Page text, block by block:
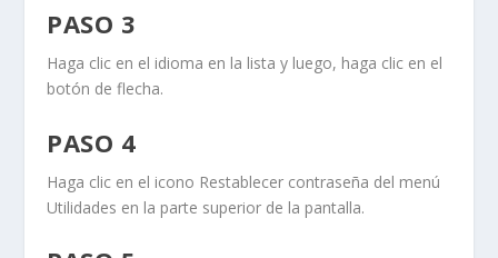
PASO 3
Haga clic en el idioma en la lista y luego, haga clic en el
botón de flecha.
PASO 4
Haga clic en el icono Restablecer contraseña del menú
Utilidades en la parte superior de la pantalla.